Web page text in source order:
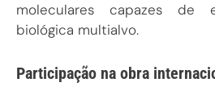
moleculares capazes de
biológica multialvo.
Participação na obra